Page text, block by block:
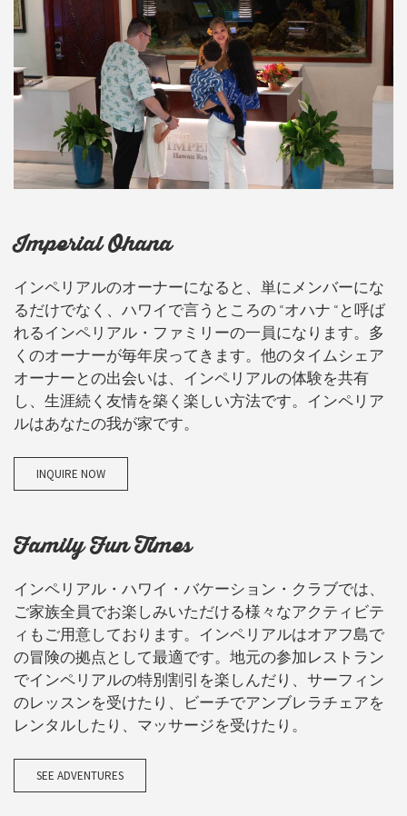
Imperial Ohana
インペリアルのオーナーになると、単にメンバーにな
るだけでなく、ハワイで言うところの “オハナ “と呼ば
れるインペリアル・ファミリーの一員になります。多
くのオーナーが毎年戻ってきます。他のタイムシェア
オーナーとの出会いは、インペリアルの体験を共有
し、生涯続く友情を築く楽しい方法です。インペリア
ルはあなたの我が家です。
INQUIRE NOW
Family Fun Times
インペリアル・ハワイ・バケーション・クラブでは、
ご家族全員でお楽しみいただける様々なアクティビテ
ィもご用意しております。インペリアルはオアフ島で
の冒険の拠点として最適です。地元の参加レストラン
でインペリアルの特別割引を楽しんだり、サーフィン
のレッスンを受けたり、ビーチでアンブレラチェアを
レンタルしたり、マッサージを受けたり。
SEE ADVENTURES